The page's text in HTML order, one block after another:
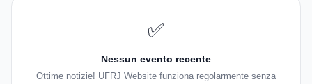
✅
Nessun evento recente
Ottime notizie! UFRJ Website funziona regolarmente senza